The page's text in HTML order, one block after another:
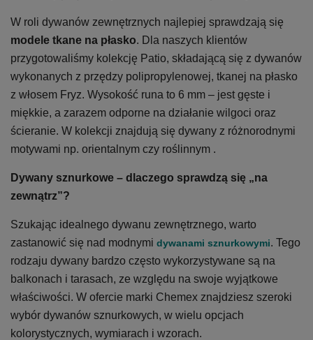
W roli dywanów zewnętrznych najlepiej sprawdzają się
modele tkane na płasko. Dla naszych klientów
przygotowaliśmy kolekcję Patio, składającą się z dywanów
wykonanych z przędzy polipropylenowej, tkanej na płasko
z włosem Fryz. Wysokość runa to 6 mm – jest gęste i
miękkie, a zarazem odporne na działanie wilgoci oraz
ścieranie. W kolekcji znajdują się dywany z różnorodnymi
motywami np. orientalnym czy roślinnym .
Dywany sznurkowe – dlaczego sprawdzą się „na
zewnątrz”?
Szukając idealnego dywanu zewnętrznego, warto
zastanowić się nad modnymi dywanami sznurkowymi. Tego
rodzaju dywany bardzo często wykorzystywane są na
balkonach i tarasach, ze względu na swoje wyjątkowe
właściwości. W ofercie marki Chemex znajdziesz szeroki
wybór dywanów sznurkowych, w wielu opcjach
kolorystycznych, wymiarach i wzorach.